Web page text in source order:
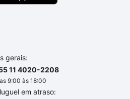
gerais:
11 4020-2208
9:00 às 18:00
em atraso: